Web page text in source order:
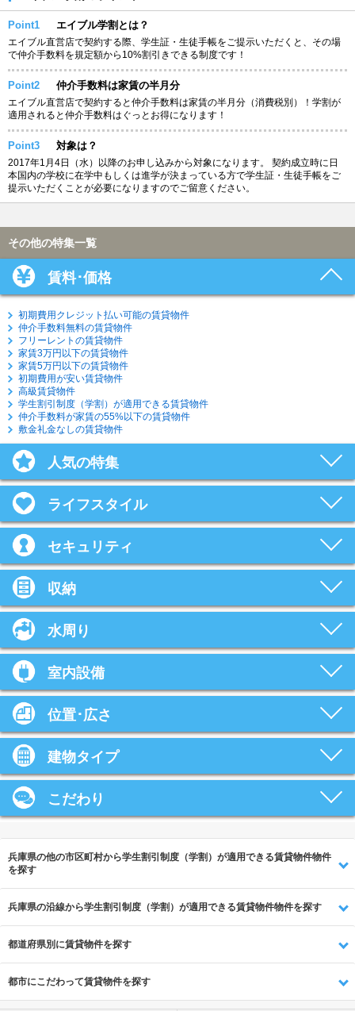
Point1 エイブル学割とは？
エイブル直営店で契約する際、学生証・生徒手帳をご提示いただくと、その場
で仲介手数料を規定額から10%割引きできる制度です！
Point2 仲介手数料は家賃の半月分
エイブル直営店で契約すると仲介手数料は家賃の半月分（消費税別）！学割が
適用されると仲介手数料はぐっとお得になります！
Point3 対象は？
2017年1月4日（水）以降のお申し込みから対象になります。 契約成立時に日
本国内の学校に在学中もしくは進学が決まっている方で学生証・生徒手帳をご
提示いただくことが必要になりますのでご留意ください。
その他の特集一覧
賃料･価格
初期費用クレジット払い可能の賃貸物件
仲介手数料無料の賃貸物件
フリーレントの賃貸物件
家賃3万円以下の賃貸物件
家賃5万円以下の賃貸物件
初期費用が安い賃貸物件
高級賃貸物件
学生割引制度（学割）が適用できる賃貸物件
仲介手数料が家賃の55%以下の賃貸物件
敷金礼金なしの賃貸物件
人気の特集
ライフスタイル
セキュリティ
収納
水周り
室内設備
位置･広さ
建物タイプ
こだわり
兵庫県の他の市区町村から学生割引制度（学割）が適用できる賃貸物件物件
を探す
兵庫県の沿線から学生割引制度（学割）が適用できる賃貸物件物件を探す
都道府県別に賃貸物件を探す
都市にこだわって賃貸物件を探す